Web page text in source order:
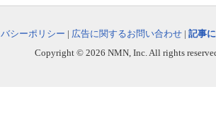
シーポリシー | 広告に関するお問い合わせ | 記事
Copyright © 2026 NMN, Inc. All rights